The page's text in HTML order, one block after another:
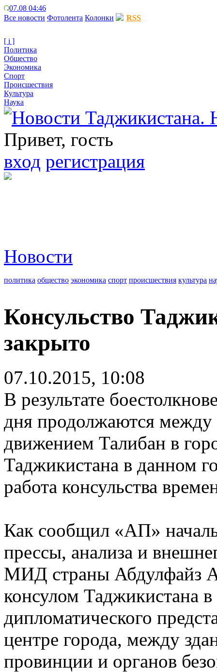
07.08 04:46
Все новости Фотолента Колонки RSS
[ i ]
Политика
Общество
Экономика
Спорт
Происшествия
Культура
Наука
Привет, гость
вход регистрация
Новости
политика общество экономика спорт происшествия культура
Консульство
закрыто
07.10.2015, 10:08
В результате
дня продолжаются между
движением Талибан в
Таджикистана в данном
работа консульства
Как сообщил «АП»
прессы, анализа и
МИД страны Абдулфайз
консулом Таджикистана
дипломатического
центре города, между
провинции и органов